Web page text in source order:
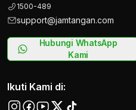
1500-489
support@jamtangan.com
Hubungi WhatsApp
Kami
Ikuti Kami di: